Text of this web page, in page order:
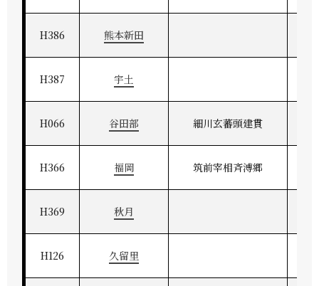
H386 熊本新田
H387 宇土
H066 谷田部 細川玄蕃頭建貫
H366 福岡 筑前宰相斉溥郷
H369 秋月
H126 久留里